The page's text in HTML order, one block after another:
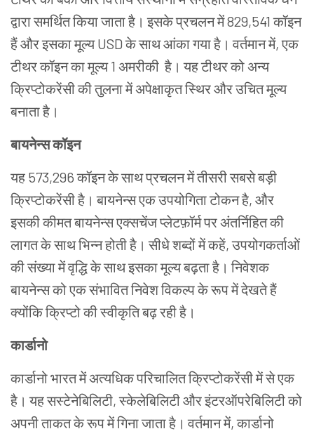
द्वारासमर्थितकियाजाताहै। इसकेप्रचलनमें829,541 कॉइन
हैंऔरइसकामूल्यUSDकेसाथआंकागयाहै। वर्तमानमें,एक
टीथरकॉइनकामूल्य1 अमरीकी है। यहटीथरकोअन्य
क्रिप्टोकरेंसीकीतुलनामेंअपेक्षाकृतस्थिरऔरउचितमूल्य
बनाताहै।
बायनेन्स कॉइन
यह 573,296 कॉइनकेसाथप्रचलनमेंतीसरीसबसेबड़ी
क्रिप्टोकरेंसीहै। बायनेन्सएकउपयोगिताटोकनहै, और
इसकीकीमतबायनेन्सएक्सचेंजप्लेटफ़ॉर्मपरअंतर्निहितकी
लागतकेसाथभिन्नहोतीहै। सीधेशब्दोंमेंकहें,उपयोगकर्ताओं
कीसंख्यामेंवृद्धिकेसाथइसकामूल्यबढ़ताहै। निवेशक
बायनेन्सकोएकसंभावितनिवेशविकल्पकेरूपमेंदेखतेहैं
क्योंकिक्रिप्टोकीस्वीकृतिबढ़रहीहै।
कार्डानो
कार्डानोभारतमेंअत्यधिकपरिचालितक्रिप्टोकरेंसीमेंसेएक
है। यहसस्टेनेबिलिटी,स्केलेबिलिटीऔरइंटरऑपरेबिलिटीको
अपनीताकतकेरूपमेंगिनाजाताहै। वर्तमानमें,कार्डानो